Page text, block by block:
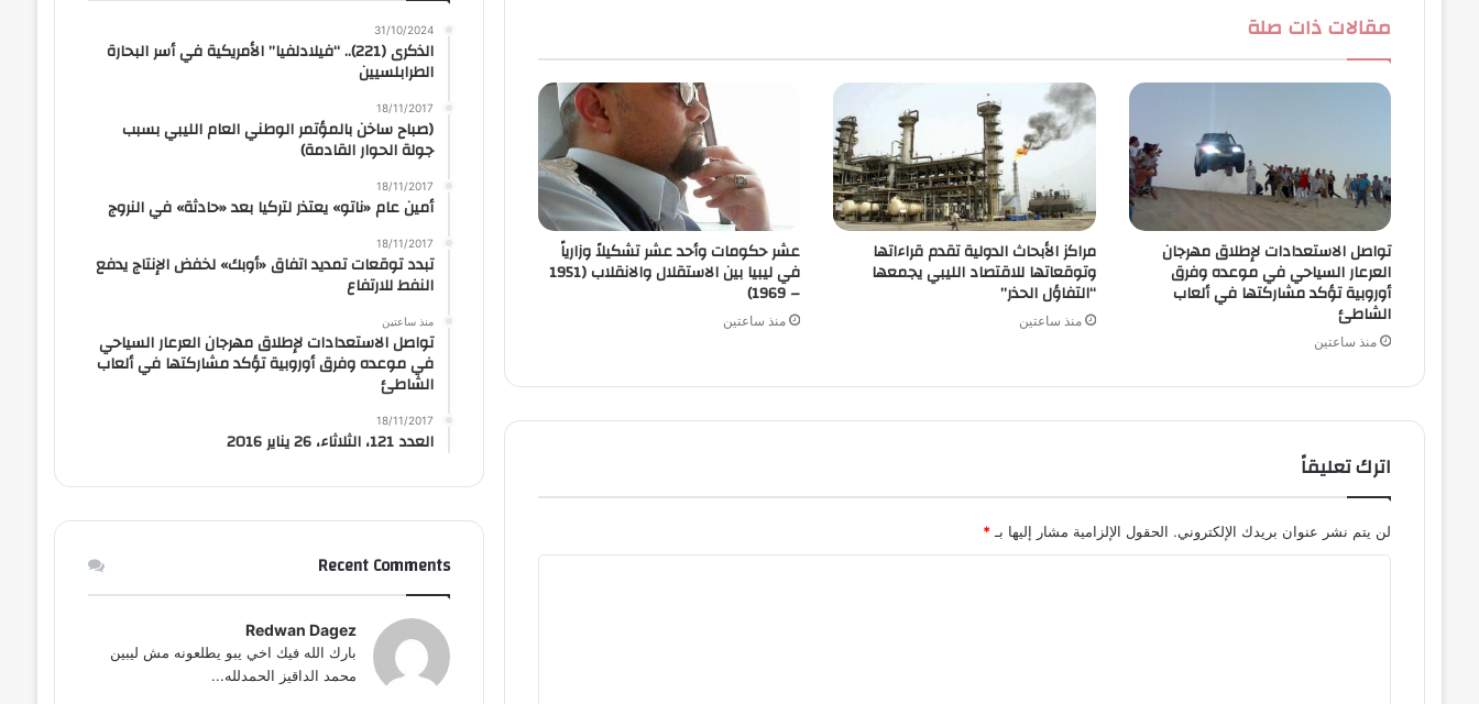
مقالات ذات صلة
تواصل الاستعدادات لإطلاق مهرجان
العرعار السياحي في موعده وفرق
أوروبية تؤكد مشاركتها في ألعاب
الشاطئ
منذ ساعتين
مراكز الأبحاث الدولية تقدم قراءاتها
وتوقعاتها للاقتصاد الليبي يجمعها
“التفاؤل الحذر”
منذ ساعتين
عشر حكومات وأحد عشر تشكيلاً وزارياً
في ليبيا بين الاستقلال والانقلاب (1951
– 1969)
منذ ساعتين
اترك تعليقاً
لن يتم نشر عنوان بريدك الإلكتروني. الحقول الإلزامية مشار إليها بـ *
31/10/2024
الذكرى (221).. “فيلادلفيا” الأمريكية في أسر البحارة
الطرابلسيين
18/11/2017
(صباح ساخن بالمؤتمر الوطني العام الليبي بسبب
جولة الحوار القادمة)
18/11/2017
أمين عام «ناتو» يعتذر لتركيا بعد «حادثة» في النروج
18/11/2017
تبدد توقعات تمديد اتفاق «أوبك» لخفض الإنتاج يدفع
النفط للارتفاع
منذ ساعتين
تواصل الاستعدادات لإطلاق مهرجان العرعار السياحي
في موعده وفرق أوروبية تؤكد مشاركتها في ألعاب
الشاطئ
18/11/2017
العدد 121، الثلاثاء، 26 يناير 2016
Recent Comments
Redwan Dagez
بارك الله فيك اخي يبو يطلعونه مش ليبين
محمد الداقيز الحمدلله...